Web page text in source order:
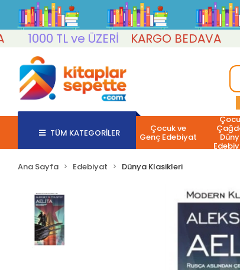
1000 TL ve ÜZERİ
KARGO BEDAVA
TÜM KATEGORİLER Çocuk ve
Genç Edebiyat
Ana Sayfa Edebiyat Dünya Klasikleri